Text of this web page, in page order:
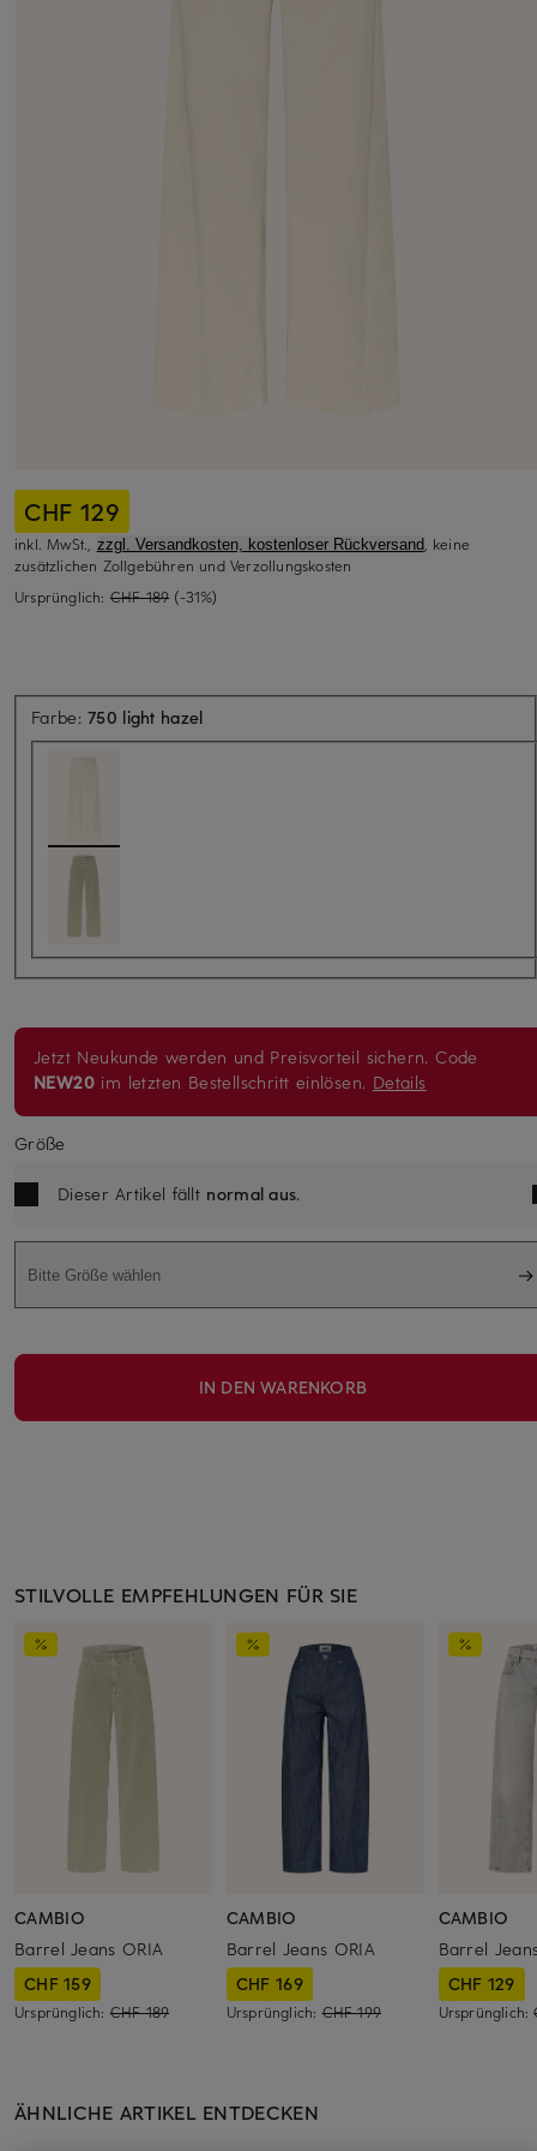
CHF 129
inkl. MwSt., zzgl. Versandkosten, kostenloser Rückversand, keine
zusätzlichen Zollgebühren und Verzollungskosten
Ursprünglich: CHF 189 (-31%)
Farbe:750 light hazel
Jetzt Neukunde werden und Preisvorteil sichern. Code
NEW20 im letzten Bestellschritt einlösen. Details
Größe
Dieser Artikel fällt normal aus.
Bitte Größe wählen
IN DEN WARENKORB
STILVOLLE EMPFEHLUNGEN FÜR SIE
CAMBIO
Barrel Jeans ORIA
CHF 159
Ursprünglich: CHF 189
CAMBIO
Barrel Jeans ORIA
CHF 169
Ursprünglich:CHF 199
CAMBIO
Barrel
CHF 129
Ursprünglich:
ÄHNLICHE ARTIKEL ENTDECKEN